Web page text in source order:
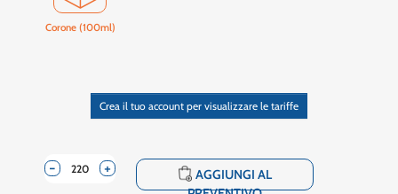
Corone (100ml)
Crea il tuo account per visualizzare le tariffe
+
- shopping_cart AGGIUNGI AL